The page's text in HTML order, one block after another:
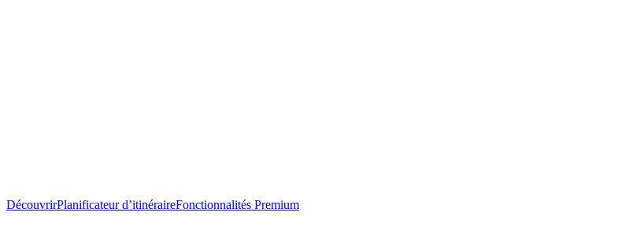
DécouvrirPlanificateur d’itinéraireFonctionnalités Premium